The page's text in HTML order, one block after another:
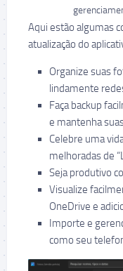
Aqui estão algumas
atualização do
Organize suas
lindamente
Faça backup
e mantenha
Celebre uma
melhoradas de
Seja produtivo
Visualize
OneDrive e
Importe e
como seu